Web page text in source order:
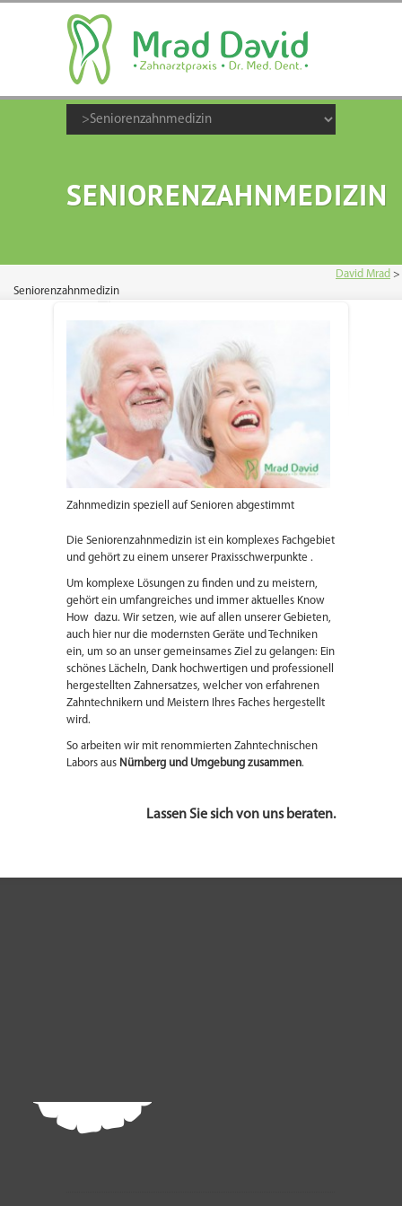
SENIORENZAHNMEDIZIN
David Mrad >
Seniorenzahnmedizin
Zahnmedizin speziell auf Senioren abgestimmt
Die Seniorenzahnmedizin ist ein komplexes Fachgebiet
und gehört zu einem unserer Praxisschwerpunkte .
Um komplexe Lösungen zu finden und zu meistern,
gehört ein umfangreiches und immer aktuelles Know
How dazu. Wir setzen, wie auf allen unserer Gebieten,
auch hier nur die modernsten Geräte und Techniken
ein, um so an unser gemeinsames Ziel zu gelangen: Ein
schönes Lächeln, Dank hochwertigen und professionell
hergestellten Zahnersatzes, welcher von erfahrenen
Zahntechnikern und Meistern Ihres Faches hergestellt
wird.
So arbeiten wir mit renommierten Zahntechnischen
Labors aus Nürnberg und Umgebung zusammen.
Lassen Sie sich von uns beraten.